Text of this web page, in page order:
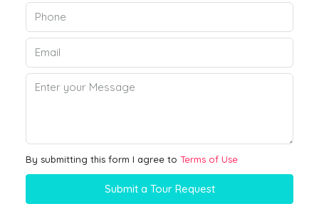
By submitting this form I agree to Terms of Use
Submit a Tour Request